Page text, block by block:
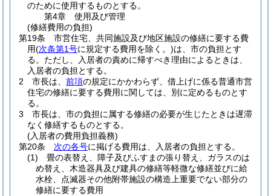
のために使用するものとする。
第4章
使用及び管理
(修繕費用の負担)
第19条
市営住宅、共同施設及び地区施設の修繕に要する費
用(次条第1号に規定する費用を除く。)は、市の負担とす
る。 ただし、入居者の責めに帰すべき理由によるときは、
入居者の負担とする。
2
市長は、 前項の規定にかかわらず、借上げに係る普通市営
住宅の修繕に要する費用に関しては、別に定めるものとす
る。
3
市長は、市の負担に属する修繕の必要が生じたときは遅滞
なく修繕するものとする。
(入居者の費用負担義務)
第20条
次の各号に掲げる費用は、入居者の負担とする。
(1)
畳の表替え、障子及びふすまの張り替え、ガラスのは
め替え、木造器具及び建具の修繕等軽微な修繕並びに給
水栓、点滅器その他附帯施設の構造上重要でない部分の
修繕に要する費用